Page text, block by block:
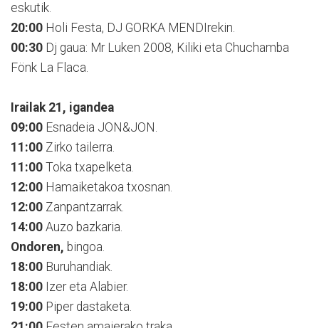
eskutik.
20:00 Holi Festa, DJ GORKA MENDIrekin.
00:30 Dj gaua: Mr Luken 2008, Kiliki eta Chuchamba
Fönk La Flaca.
Irailak 21, igandea
09:00 Esnadeia JON&JON.
11:00 Zirko tailerra.
11:00 Toka txapelketa.
12:00 Hamaiketakoa txosnan.
12:00 Zanpantzarrak.
14:00 Auzo bazkaria.
Ondoren, bingoa.
18:00 Buruhandiak.
18:00 Izer eta Alabier.
19:00 Piper dastaketa.